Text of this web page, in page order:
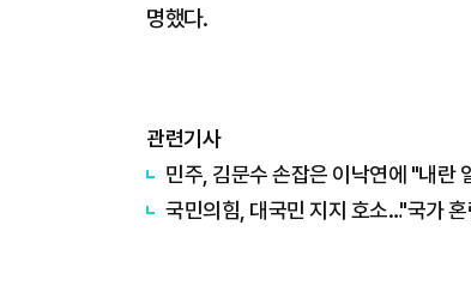
명했다.
관련기사
민주, 김문수 손잡은 이낙연에 "내란
국민의힘, 대국민 지지 호소…"국가